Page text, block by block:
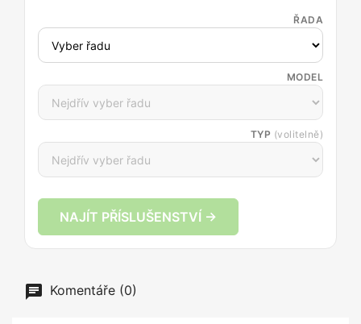
ŘADA
MODEL
TYP (volitelně)
NAJÍT PŘÍSLUŠENSTVÍ →
Komentáře (0)